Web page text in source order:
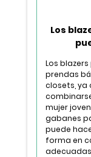
Los
Los
prendas
closets, ya
mujer
gabanes
puede
forma en